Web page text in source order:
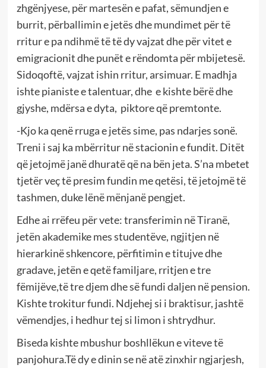
zhgënjyese, për martesën e pafat, sëmundjen e
burrit, përballimin e jetës dhe mundimet për të
rritur e pa ndihmë të të dy vajzat dhe për vitet e
emigracionit dhe punët e rëndomta për mbijetesë.
Sidoqoftë, vajzat ishin rritur, arsimuar. E madhja
ishte pianiste e talentuar, dhe e kishte bërë dhe
gjyshe, mdërsa e dyta, piktore që premtonte.
-Kjo ka qenë rruga e jetës sime, pas ndarjes sonë.
Treni i saj ka mbërritur në stacionin e fundit. Ditët
që jetojmë janë dhuratë që na bën jeta. S’na mbetet
tjetër veç të presim fundin me qetësi, të jetojmë të
tashmen, duke lënë mënjanë pengjet.
Edhe ai rrëfeu për vete: transferimin në Tiranë,
jetën akademike mes studentëve, ngjitjen në
hierarkinë shkencore, përfitimin e titujve dhe
gradave, jetën e qetë familjare, rritjen e tre
fëmijëve,të tre djem dhe së fundi daljen në pension.
Kishte trokitur fundi. Ndjehej si i braktisur, jashtë
vëmendjes, i hedhur tej si limon i shtrydhur.
Biseda kishte mbushur boshllëkun e viteve të
panjohura.Të dy e dinin se në atë zinxhir ngjarjesh,